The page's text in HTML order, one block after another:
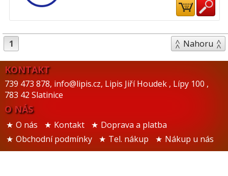
1 Nahoru
KONTAKT
739 473 878, info@lipis.cz, Lipis Jiří Houdek , Lípy 100 ,
783 42 Slatinice
O NÁS
O nás Kontakt
Doprava a platba
Obchodní podmínky
Tel. nákup Nákup u nás